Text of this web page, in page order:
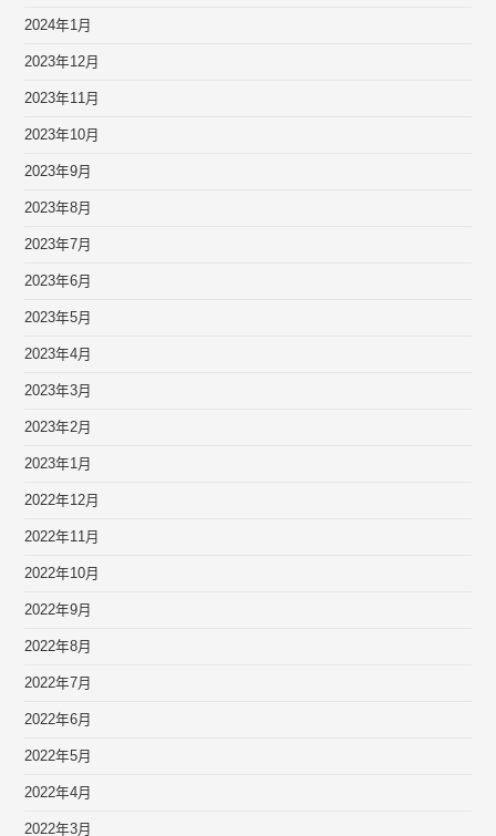
2024年1月
2023年12月
2023年11月
2023年10月
2023年9月
2023年8月
2023年7月
2023年6月
2023年5月
2023年4月
2023年3月
2023年2月
2023年1月
2022年12月
2022年11月
2022年10月
2022年9月
2022年8月
2022年7月
2022年6月
2022年5月
2022年4月
2022年3月